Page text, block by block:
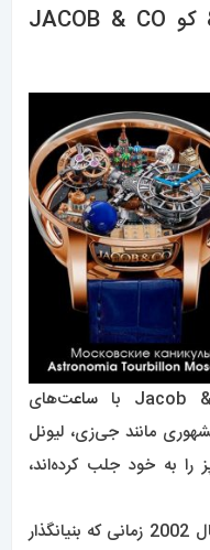
کو JACOB & CO
ساعت‌های
مانند جی‌زی، لیونل
را به خود جلب کرده‌اند،
ساز مستقر در نیویورک از سال 2002 زمانی که بنیانگذار